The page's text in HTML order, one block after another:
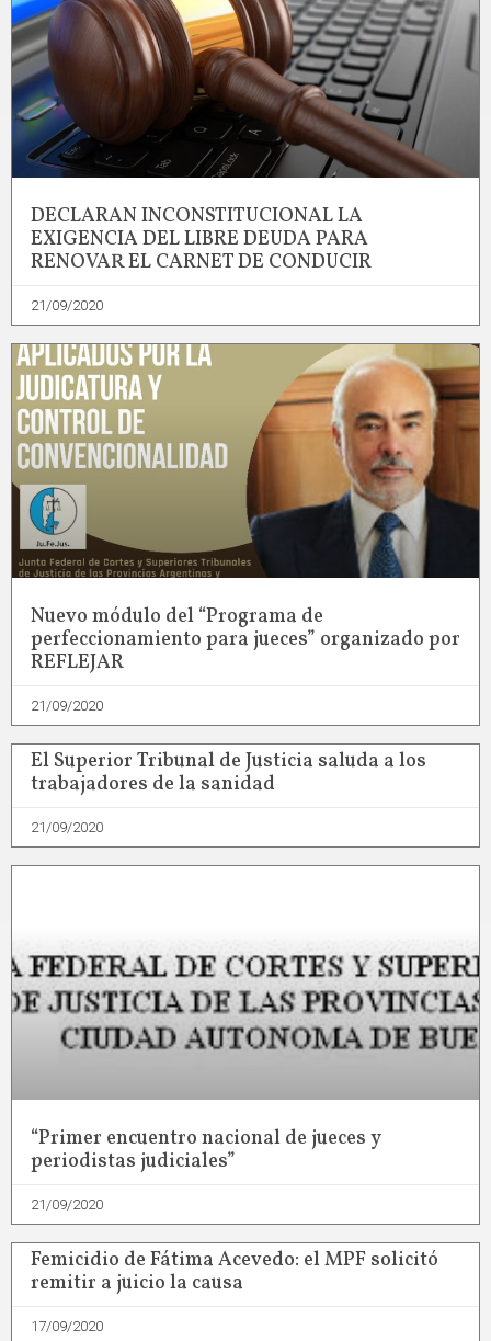
DECLARAN INCONSTITUCIONAL LA
EXIGENCIA DEL LIBRE DEUDA PARA
RENOVAR EL CARNET DE CONDUCIR
21/09/2020
Nuevo módulo del “Programa de
perfeccionamiento para jueces” organizado por
REFLEJAR
21/09/2020
El Superior Tribunal de Justicia saluda a los
trabajadores de la sanidad
21/09/2020
“Primer encuentro nacional de jueces y
periodistas judiciales”
21/09/2020
Femicidio de Fátima Acevedo: el MPF solicitó
remitir a juicio la causa
17/09/2020